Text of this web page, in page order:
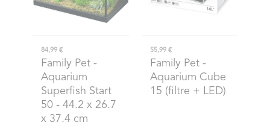
84,99 €
Family Pet -
Aquarium
Superfish Start
50 - 44.2 x 26.7
x 37.4 cm
55,99 €
Family Pet-
Aquarium Cube
15 (filtre + LED)